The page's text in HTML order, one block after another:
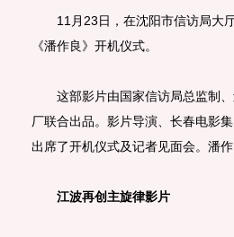
11月23日，在沈阳市信访局大厅
《潘作良》开机仪式。
这部影片由国家信访局总监制、
厂联合出品。影片导演、长春电影
出席了开机仪式及记者见面会。潘
江波再创主旋律影片